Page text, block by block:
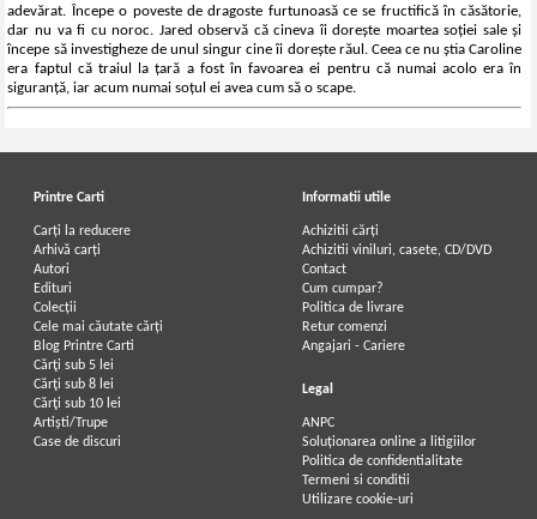
adevărat. Începe o poveste de dragoste furtunoasă ce se fructifică în căsătorie,
dar nu va fi cu noroc. Jared observă că cineva îi dorește moartea soției sale și
începe să investigheze de unul singur cine îi dorește răul. Ceea ce nu știa Caroline
era faptul că traiul la țară a fost în favoarea ei pentru că numai acolo era în
siguranță, iar acum numai soțul ei avea cum să o scape.
Printre Carti
Carți la reducere
Arhivă carți
Autori
Edituri
Colecții
Cele mai căutate cărți
Blog Printre Carti
Cărţi sub 5 lei
Cărţi sub 8 lei
Cărţi sub 10 lei
Artiști/Trupe
Case de discuri
Informatii utile
Achizitii cărți
Achizitii viniluri, casete, CD/DVD
Contact
Cum cumpar?
Politica de livrare
Retur comenzi
Angajari - Cariere
Legal
ANPC
Soluționarea online a litigiilor
Politica de confidentialitate
Termeni si conditii
Utilizare cookie-uri